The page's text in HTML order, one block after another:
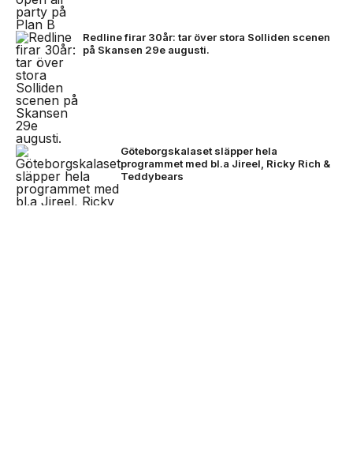
Redline firar 30år: tar över stora Solliden scenen
på Skansen 29e augusti.
Göteborgskalaset släpper hela
programmet med bl.a Jireel, Ricky Rich &
Teddybears